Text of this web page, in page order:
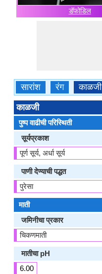
डॅफोडिल
सारांश रंग काळजी
काळजी
पुष्प वाढीची परिस्थिती
सूर्यप्रकाश
पूर्ण सूर्य, अर्धा सूर्य
पाणी देण्याची पद्धत
पुरेसा
माती
जमिनीचा प्रकार
चिकणमाती
मातीचा pH
6.00